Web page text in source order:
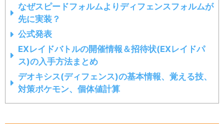
なぜスピードフォルムよりディフェンスフォルムが
先に実装？
公式発表
EXレイドバトルの開催情報＆招待状(EXレイドパ
ス)の入手方法まとめ
デオキシス(ディフェンス)の基本情報、覚える技、
対策ポケモン、個体値計算